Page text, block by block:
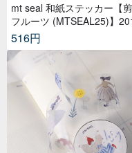
mt seal 和紙ステッカー【
フルーツ (MTSEAL25)】
W
516円